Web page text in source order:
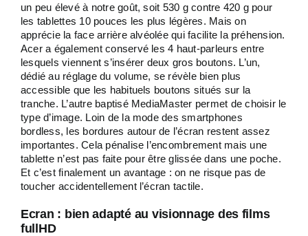
un peu élevé à notre goût, soit 530 g contre 420 g pour
les tablettes 10 pouces les plus légères. Mais on
apprécie la face arrière alvéolée qui facilite la préhension.
Acer a également conservé les 4 haut-parleurs entre
lesquels viennent s’insérer deux gros boutons. L’un,
dédié au réglage du volume, se révèle bien plus
accessible que les habituels boutons situés sur la
tranche. L’autre baptisé MediaMaster permet de choisir le
type d’image. Loin de la mode des smartphones
bordless, les bordures autour de l’écran restent assez
importantes. Cela pénalise l’encombrement mais une
tablette n’est pas faite pour être glissée dans une poche.
Et c’est finalement un avantage : on ne risque pas de
toucher accidentellement l’écran tactile.
Ecran : bien adapté au visionnage des films
fullHD